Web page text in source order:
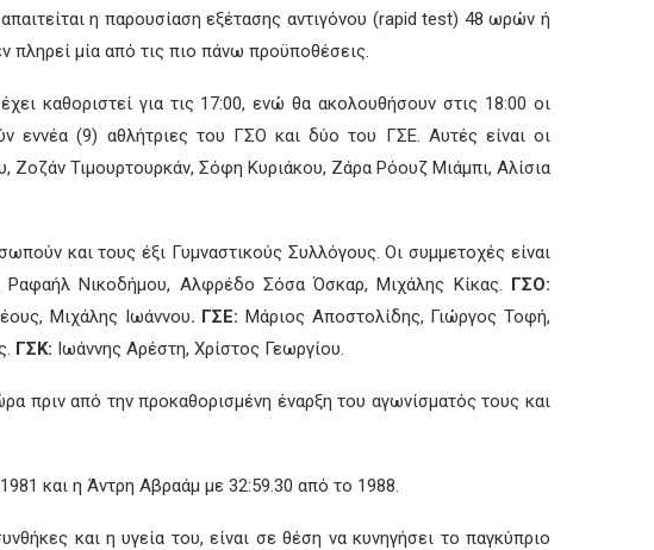
η παρουσίαση εξέτασης αντιγόνου (rapid test) 48 ωρών ή
πληρεί μία από τις πιο πάνω προϋποθέσεις.
καθοριστεί για τις 17:00, ενώ θα ακολουθήσουν στις 18:00 οι
εννέα (9) αθλήτριες του ΓΣΟ και δύο του ΓΣΕ. Αυτές είναι οι
Τιμουρτουρκάν, Σόφη Κυριάκου, Ζάρα Ρόουζ Μιάμπι, Αλίσια
και τους έξι Γυμναστικούς Συλλόγους. Οι συμμετοχές είναι
Ραφαήλ Νικοδήμου, Αλφρέδο Σόσα Όσκαρ, Μιχάλης Κίκας. ΓΣΟ:
Μιχάλης Ιωάννου. ΓΣΕ: Μάριος Αποστολίδης, Γιώργος Τοφή,
ΓΣΚ: Ιωάννης Αρέστη, Χρίστος Γεωργίου.
πριν από την προκαθορισμένη έναρξη του αγωνίσματός τους και
και η Άντρη Αβραάμ με 32:59.30 από το 1988.
και η υγεία του, είναι σε θέση να κυνηγήσει το παγκύπριο